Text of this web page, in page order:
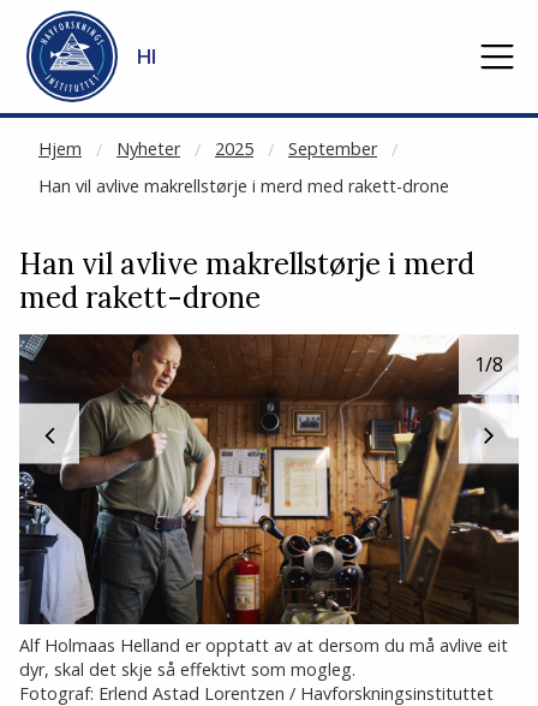
Gå til hovedinnhold
HI
Hjem Nyheter 2025
September
Han vil avlive makrellstørje i merd med rakett-drone
NOT CACHED
Han vil avlive makrellstørje i merd
med rakett-drone
Alf Holmaas Helland er opptatt av at dersom du må avlive eit
dyr, skal det skje så effektivt som mogleg.
Fotograf: Erlend Astad Lorentzen / Havforskningsinstituttet
1/8